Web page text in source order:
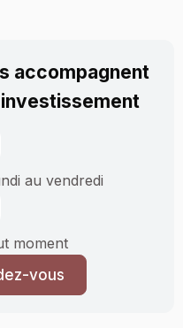
accompagnent
au vendredi
moment
vous